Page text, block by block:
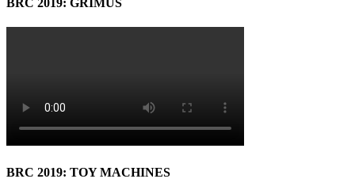
BRC 2019: TOY MACHINES